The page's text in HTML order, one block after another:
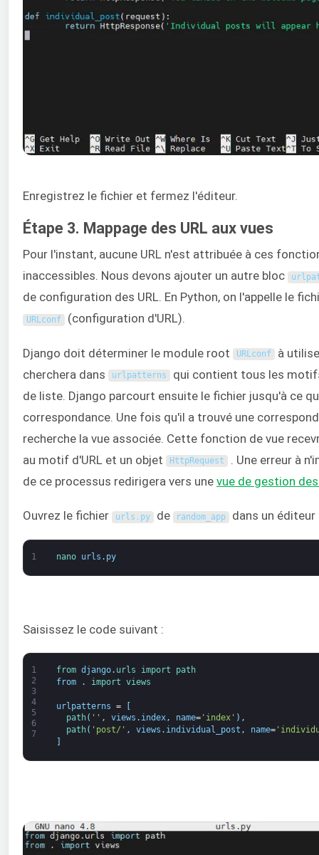
Enregistrez le fichier et fermez l'éditeur.
Étape 3. Mappage des URL aux vues
Pour l'instant, aucune URL n'est attribuée à ces
inaccessibles. Nous devons ajouter un autre bloc
de configuration des URL. En Python, on l'appelle le
URLconf (configuration d'URL).
Django doit déterminer le module root URLconf à
cherchera dans
urlpatterns qui contient tous les
de liste. Django parcourt ensuite le fichier jusqu'à ce
correspondance. Une fois qu'il a trouvé une
recherche la vue associée. Cette fonction de vue
au motif d'URL et un objet
HttpRequest . Une erreur à
de ce processus redirigera vers une vue de gestion
Ouvrez le fichier urls . py de random_app dans un
1 nano urls . py
Saisissez le code suivant :
1
2
3
4
5
6
7
from django. urls import
path
from
. import views
urlpatterns =
[
path( '' , views . index, name='index' ) ,
path( 'post/' , views . individual_post , name=